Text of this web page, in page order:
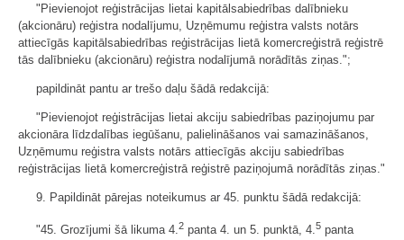
"Pievienojot reģistrācijas lietai kapitālsabiedrības dalībnieku
(akcionāru) reģistra nodalījumu, Uzņēmumu reģistra valsts notārs
attiecīgās kapitālsabiedrības reģistrācijas lietā komercreģistrā reģistrē
tās dalībnieku (akcionāru) reģistra nodalījumā norādītās ziņas.";
papildināt pantu ar trešo daļu šādā redakcijā:
"Pievienojot reģistrācijas lietai akciju sabiedrības paziņojumu par
akcionāra līdzdalības iegūšanu, palielināšanos vai samazināšanos,
Uzņēmumu reģistra valsts notārs attiecīgās akciju sabiedrības
reģistrācijas lietā komercreģistrā reģistrē paziņojumā norādītās ziņas."
9. Papildināt pārejas noteikumus ar 45. punktu šādā redakcijā:
"45. Grozījumi šā likuma 4.2 panta 4. un 5. punktā, 4.5 panta